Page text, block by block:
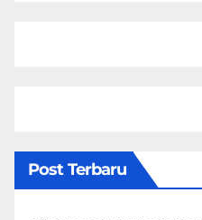
Post Terbaru